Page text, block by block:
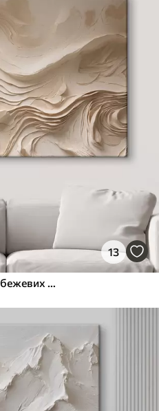
13
Абстрактні хвилясті шари в бежевих тонах у стилі мінімалізму